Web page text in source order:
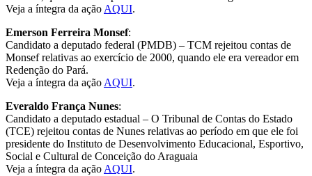
Veja a íntegra da açãoAQUI.
Emerson Ferreira Monsef:
Candidato a deputado federal (PMDB) – TCM rejeitou contas de
Monsef relativas ao exercício de 2000, quando ele era vereador em
Redenção do Pará.
Veja a íntegra da açãoAQUI.
Everaldo França Nunes:
Candidato a deputado estadual – O Tribunal de Contas do Estado
(TCE) rejeitou contas de Nunes relativas ao período em que ele foi
presidente do Instituto de Desenvolvimento Educacional, Esportivo,
Social e Cultural de Conceição do Araguaia
Veja a íntegra da açãoAQUI.